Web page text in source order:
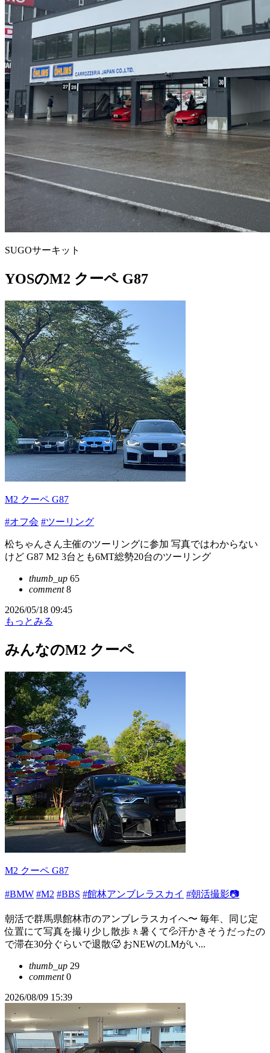
SUGOサーキット
YOSのM2 クーペ G87
M2 クーペ G87
#オフ会 #ツーリング
松ちゃんさん主催のツーリングに参加 写真ではわからない
けど G87 M2 3台とも6MT総勢20台のツーリング
thumb_up 65
comment8
2026/05/18 09:45
もっとみる
みんなのM2 クーペ
M2 クーペ G87
#BMW #M2 #BBS #館林アンブレラスカイ #朝活撮影📷
朝活で群馬県館林市のアンブレラスカイへ〜 毎年、同じ定
位置にて写真を撮り少し散歩🚶暑くて💦汗かきそうだったの
で滞在30分ぐらいで退散🥵 おNEWのLMがい...
thumb_up 29
comment0
2026/08/09 15:39